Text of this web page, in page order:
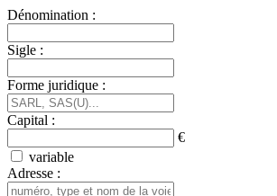
Dénomination :
Sigle :
Forme juridique :
Capital :
€
variable
Adresse :